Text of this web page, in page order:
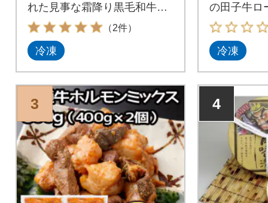
れた見事な霜降り黒毛和牛を
使用しています。
（2件）
冷凍
の田子牛ロ
ト
冷凍
3 4